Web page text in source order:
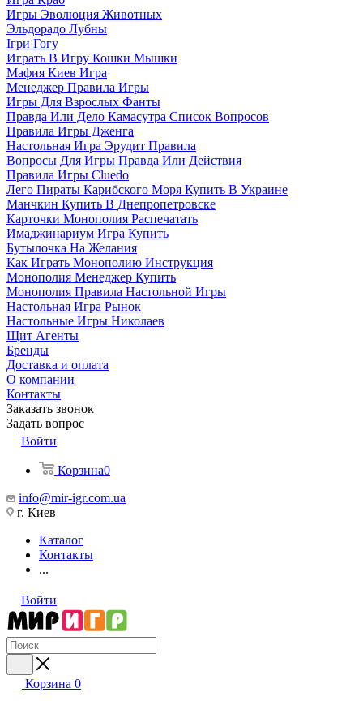
Игры Эволюция Животных
Эльдорадо Лубны
Ігри Гогу
Играть В Игру Кошки Мышки
Мафия Киев Игра
Менеджер Правила Игры
Игры Для Взрослых Фанты
Правда Или Дело Камасутра Список Вопросов
Правила Игры Дженга
Настольная Игра Эрудит Правила
Вопросы Для Игры Правда Или Действия
Правила Игры Cluedo
Лего Пираты Карибского Моря Купить В Украине
Манчкин Купить В Днепропетровске
Карточки Монополия Распечатать
Имаджинариум Игра Купить
Бутылочка На Желания
Как Играть Монополию Инструкция
Монополия Менеджер Купить
Монополия Правила Настольной Игры
Настольная Игра Рынок
Настольные Игры Николаев
Щит Агенты
Бренды
Доставка и оплата
О компании
Контакты
Заказать звонок
Задать вопрос
Войти
Корзина0
info@mir-igr.com.ua
г. Киев
Каталог
Контакты
...
Войти
Корзина 0